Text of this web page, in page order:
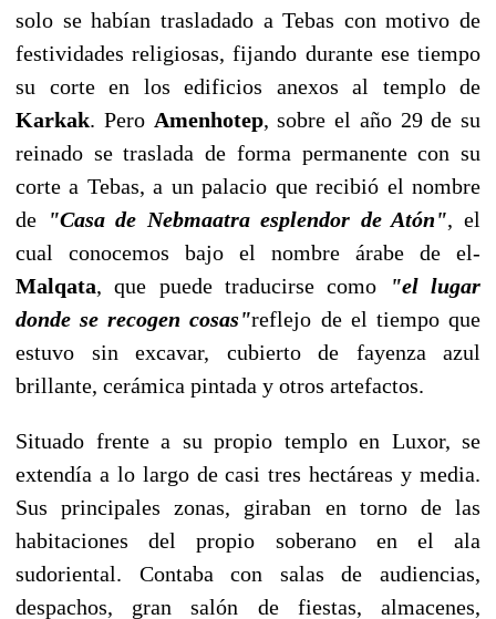
solo se habían trasladado a Tebas con motivo de
festividades religiosas, fijando durante ese tiempo
su corte en los edificios anexos al templo de
Karkak. Pero Amenhotep, sobre el año 29 de su
reinado se traslada de forma permanente con su
corte a Tebas, a un palacio que recibió el nombre
de "Casa de Nebmaatra esplendor de Atón", el
cual conocemos bajo el nombre árabe de el-
Malqata, que puede traducirse como
"el lugar
donde se recogen cosas"reflejo de el tiempo que
estuvo sin excavar, cubierto de fayenza azul
brillante, cerámica pintada y otros artefactos.
Situado frente a su propio templo en Luxor, se
extendía a lo largo de casi tres hectáreas y media.
Sus principales zonas, giraban en torno de las
habitaciones del propio soberano en el ala
sudoriental. Contaba con salas de audiencias,
despachos, gran salón de fiestas, almacenes,